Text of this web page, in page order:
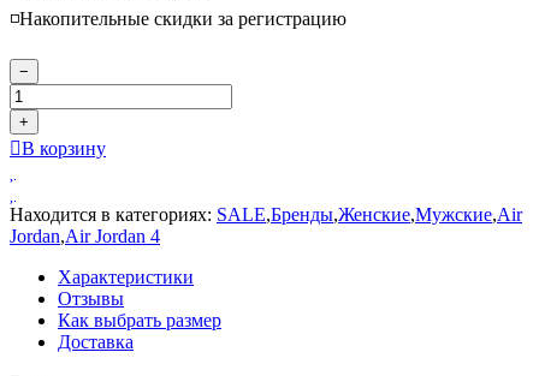
◽️Накопительные скидки за регистрацию
−
+
В корзину
Находится в категориях: SALE,Бренды,Женские,Мужские,Air
Jordan,Air Jordan 4
Характеристики
Отзывы
Как выбрать размер
Доставка